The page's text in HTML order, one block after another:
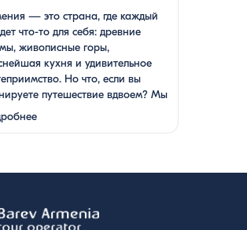
— это страна, где каждый
что-то для себя: древние
живописные горы,
кухня и удивительное
Но что, если вы
путешествие вдвоем? Мы
туры, которые подойдут
всех случаев — будь вы друзьями,
Какой тур выбрать для